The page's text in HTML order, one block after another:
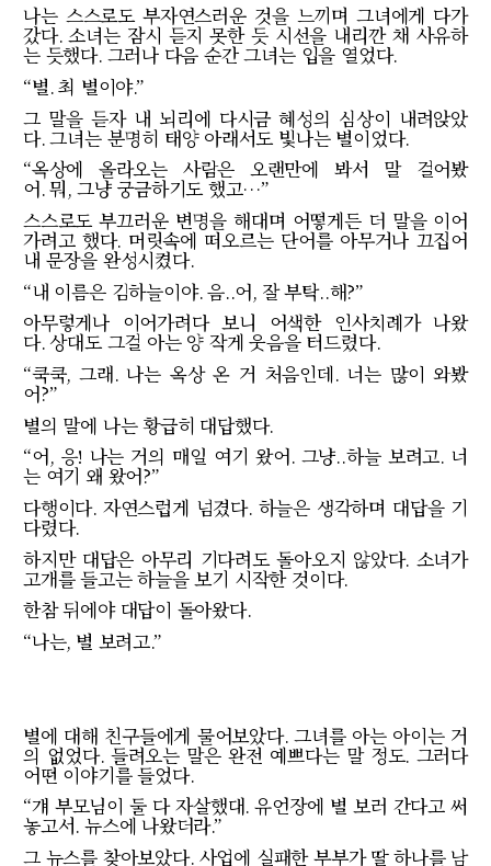
나는 스스로도 부자연스러운 것을 느끼며 그녀에게 다가
갔다.소녀는 잠시 듣지 못한 듯 시선을 내리깐 채 사유하
는 듯했다. 그러나 다음 순간 그녀는 입을 열었다.
“별.최 별이야.”
그 말을 듣자 내 뇌리에 다시금 혜성의 심상이 내려앉았
다.그녀는 분명히 태양 아래서도 빛나는 별이었다.
“옥상에 올라오는 사람은 오랜만에 봐서 말 걸어봤
어.뭐, 그냥 궁금하기도 했고…”
스스로도 부끄러운 변명을 해대며 어떻게든 더 말을 이어
가려고 했다. 머릿속에 떠오르는 단어를 아무거나 끄집어
내 문장을 완성시켰다.
“내 이름은 김하늘이야.음..어, 잘 부탁..해?”
아무렇게나 이어가려다 보니 어색한 인사치례가 나왔
다.상대도 그걸 아는 양 작게 웃음을 터드렸다.
“쿡쿡,그래. 나는 옥상 온 거 처음인데. 너는 많이 와봤
어?”
별의 말에 나는 황급히 대답했다.
“어, 응! 나는 거의 매일 여기 왔어. 그냥..하늘 보려고. 너
는 여기 왜 왔어?”
다행이다. 자연스럽게 넘겼다. 하늘은 생각하며 대답을 기
다렸다.
하지만 대답은 아무리 기다려도 돌아오지 않았다. 소녀가
고개를 들고는 하늘을 보기 시작한 것이다.
한참 뒤에야 대답이 돌아왔다.
“나는, 별 보려고.”
별에 대해 친구들에게 물어보았다.그녀를 아는 아이는 거
의 없었다. 들려오는 말은 완전 예쁘다는 말 정도. 그러다
어떤 이야기를 들었다.
“걔 부모님이 둘 다 자살했대.유언장에 별 보러 간다고 써
놓고서. 뉴스에 나왔더라.”
그 뉴스를 찾아보았다. 사업에 실패한 부부가 딸 하나를 남